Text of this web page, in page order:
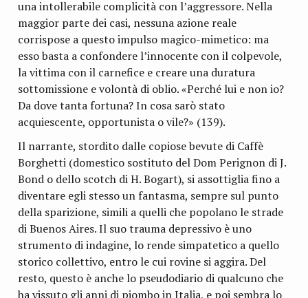
una intollerabile complicità con l’aggressore. Nella
maggior parte dei casi, nessuna azione reale
corrispose a questo impulso magico-mimetico: ma
esso basta a confondere l’innocente con il colpevole,
la vittima con il carnefice e creare una duratura
sottomissione e volontà di oblio. «Perché lui e non io?
Da dove tanta fortuna? In cosa sarò stato
acquiescente, opportunista o vile?» (139).
Il narrante, stordito dalle copiose bevute di Caffè
Borghetti (domestico sostituto del Dom Perignon di J.
Bond o dello scotch di H. Bogart), si assottiglia fino a
diventare egli stesso un fantasma, sempre sul punto
della sparizione, simili a quelli che popolano le strade
di Buenos Aires. Il suo trauma depressivo è uno
strumento di indagine, lo rende simpatetico a quello
storico collettivo, entro le cui rovine si aggira. Del
resto, questo è anche lo pseudodiario di qualcuno che
ha vissuto gli anni di piombo in Italia, e poi sembra lo